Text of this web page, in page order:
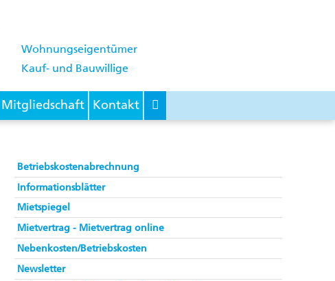
Wohnungseigentümer
Kauf- und Bauwillige
Mitgliedschaft Kontakt
Betriebskostenabrechnung
Informationsblätter
Mietspiegel
Mietvertrag - Mietvertrag online
Nebenkosten/Betriebskosten
Newsletter